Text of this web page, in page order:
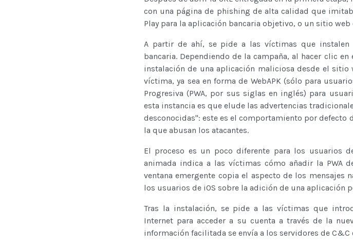
con una página de phishing de alta calidad que
Play para la aplicación bancaria objetivo, o un sitio
A partir de ahí, se pide a las víctimas que instalen
bancaria. Dependiendo de la campaña, al hacer clic
instalación de una aplicación maliciosa desde el sitio
víctima, ya sea en forma de WebAPK (sólo para
Progresiva (PWA, por sus siglas en inglés) para
esta instancia es que elude las advertencias
desconocidas": este es el comportamiento por defecto
la que abusan los atacantes.
El proceso es un poco diferente para los usuarios
animada indica a las víctimas cómo añadir la PWA
ventana emergente copia el aspecto de los mensajes
los usuarios de iOS sobre la adición de una aplicación
Tras la instalación, se pide a las víctimas que
Internet para acceder a su cuenta a través de la
información facilitada se envía a los servidores de C&C